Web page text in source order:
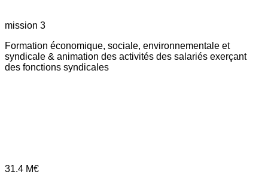
mission 3
Formation économique, sociale, environnementale et
syndicale & animation des activités des salariés exerçant
des fonctions syndicales
31.4 M€